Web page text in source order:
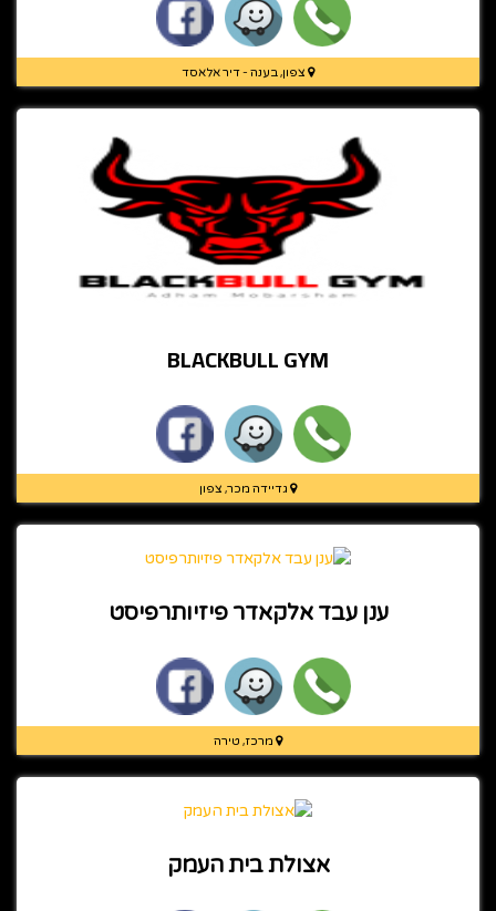
צפון, בענה - דיר אלאסד
BLACKBULL GYM
גדיידה מכר, צפון
ענן עבד אלקאדר פיזיותרפיסט
מרכז, טירה
אצולת בית העמק